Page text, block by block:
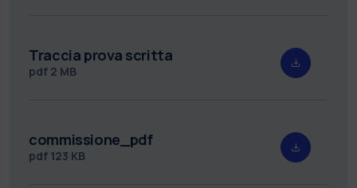
Traccia prova scritta
pdf 2 MB
commissione_pdf
pdf 123 KB